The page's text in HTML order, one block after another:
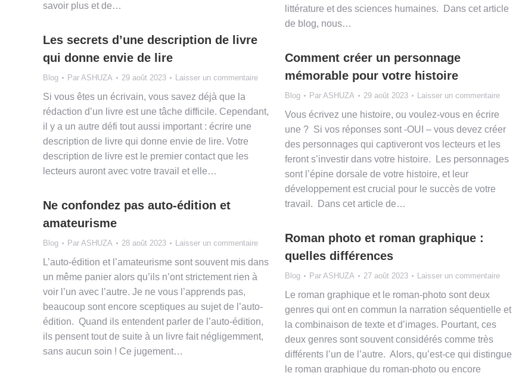
savoir plus et de…
littérature et des sciences humaines. Dans cet article
de blog, nous…
Les secrets d’une description de livre
qui donne envie de lire
Blog Par ASHUZA 29 août 2023 Laisser un commentaire
Si vous êtes un écrivain, vous savez déjà que la
rédaction d’un livre est une tâche difficile. Cependant,
il y a un autre défi tout aussi important : écrire une
description de livre qui donne envie de lire. Votre
description de livre est le premier contact que les
lecteurs auront avec votre travail et elle…
Comment créer un personnage
mémorable pour votre histoire
Blog Par ASHUZA 29 août 2023 Laisser un commentaire
Vous écrivez une histoire, ou voulez-vous en écrire
une ? Si vos réponses sont -OUI – vous devez créer
des personnages qui captiveront vos lecteurs et les
feront s’investir dans votre histoire. Les personnages
sont l’épine dorsale de votre histoire, et leur
développement est crucial pour le succès de votre
travail. Dans cet article de…
Ne confondez pas auto-édition et
amateurisme
Blog Par ASHUZA 28 août 2023 Laisser un commentaire
L’auto-édition et l’amateurisme sont souvent mis dans
un même panier alors qu’ils n’ont strictement rien à
voir l’un avec l’autre. Je ne vous l’apprends pas,
beaucoup sont encore sceptiques au sujet de l’auto-
édition. Quand ils entendent parler de l’auto-édition,
ils pensent tout de suite à un livre fait négligemment,
sans aucun soin ! Ce jugement…
Roman photo et roman graphique :
quelles différences
Blog Par ASHUZA 27 août 2023 Laisser un commentaire
Le roman graphique et le roman-photo sont deux
genres qui ont en commun la narration séquentielle et
la combinaison de texte et d’images. Pourtant, ces
deux genres sont souvent considérés comme très
différents l’un de l’autre. Alors, qu’est-ce qui distingue
le roman graphique du roman-photo ou encore